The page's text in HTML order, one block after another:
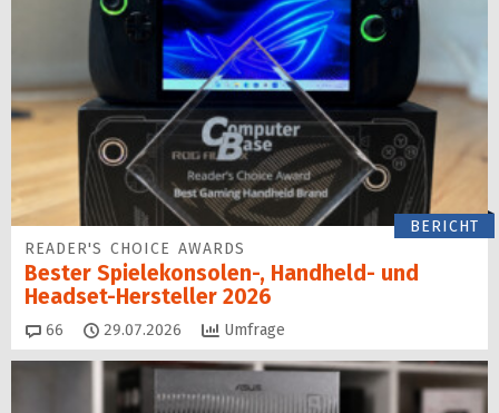
BERICHT
READER'S CHOICE AWARDS
Bester Spielekonsolen-, Handheld- und
Headset-Hersteller 2026
66 Kommentare
29.07.2026 Umfrage